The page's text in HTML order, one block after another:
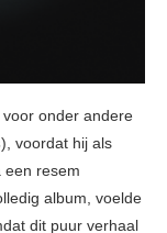
onder andere
), voordat hij als
een resem
album, voelde
dit puur verhaal